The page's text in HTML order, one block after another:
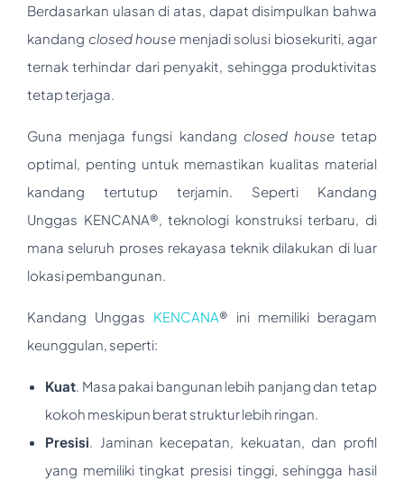
Berdasarkan ulasan di atas, dapat disimpulkan bahwa
kandang closed house menjadi solusi biosekuriti, agar
ternak terhindar dari penyakit, sehingga produktivitas
tetap terjaga.
Guna menjaga fungsi kandang closed housetetap
optimal, penting untuk memastikan kualitas material
kandang tertutup terjamin. Seperti Kandang
Unggas KENCANA®, teknologi konstruksi terbaru, di
mana seluruh proses rekayasa teknik dilakukan di luar
lokasi pembangunan.
Kandang Unggas KENCANA® ini memiliki beragam
keunggulan, seperti:
Kuat . Masa pakai bangunan lebih panjang dan tetap
kokoh meskipun berat struktur lebih ringan.
Presisi . Jaminan kecepatan, kekuatan, dan profil
yang memiliki tingkat presisi tinggi, sehingga hasil